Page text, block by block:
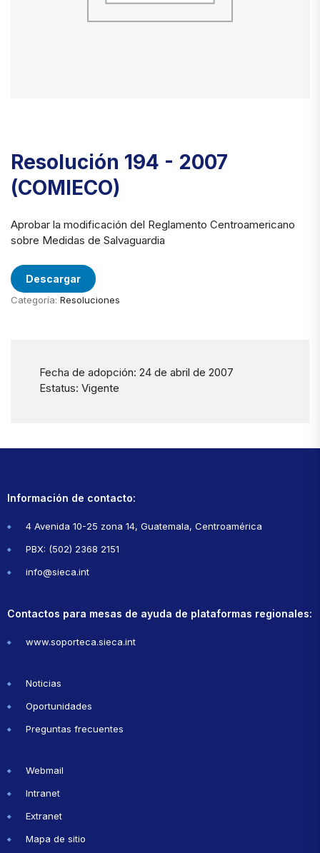
Resolución 194 - 2007
(COMIECO)
Aprobar la modificación del Reglamento Centroamericano
sobre Medidas de Salvaguardia
Descargar
Categoría: Resoluciones
Fecha de adopción: 24 de abril de 2007
Estatus: Vigente
Información de contacto:
4 Avenida 10-25 zona 14, Guatemala, Centroamérica
PBX: (502) 2368 2151
info@sieca.int
Contactos para mesas de ayuda de plataformas regionales:
www.soporteca.sieca.int
Noticias
Oportunidades
Preguntas frecuentes
Webmail
Intranet
Extranet
Mapa de sitio